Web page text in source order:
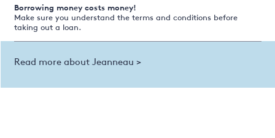
Borrowing money costs money!
Make sure you understand the terms and conditions before
taking out a loan.
Read more about Jeanneau >